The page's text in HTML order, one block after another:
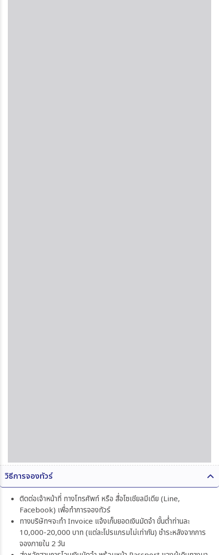
วิธีการจองทัวร์
ติดต่อเจ้าหน้าที่ ทางโทรศัพท์ หรือ สื่อโซเชียลมีเดีย (Line,
Facebook) เพื่อทำการจองทัวร์
ทางบริษัทฯจะทำ Invoice แจ้งเก็บยอดเงินมัดจำ ขั้นต่ำท่านละ
10,000-20,000 บาท (แต่ละโปรแกรมไม่เท่ากัน) ชำระหลังจากการ
จองภายใน 2 วัน